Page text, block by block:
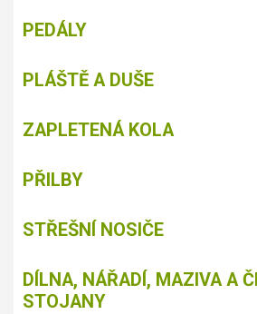
PEDÁLY
PLÁŠTĚ A DUŠE
ZAPLETENÁ KOLA
PŘILBY
STŘEŠNÍ NOSIČE
DÍLNA, NÁŘADÍ, MAZIVA A
STOJANY